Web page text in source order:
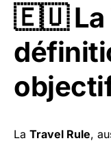
🇪🇺 La
La Travel Rule,